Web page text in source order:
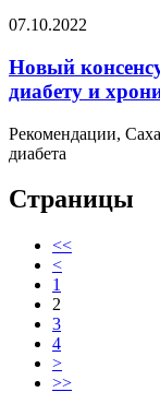
07.10.2022
Новый
диабету и
Рекомендации,
диабета
Страницы
<<
<
1
2
3
4
>
>>